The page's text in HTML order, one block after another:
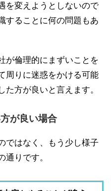
を変えようとしないので
することに何の問題もあ
が倫理的にまずいことを
周りに迷惑をかける可能
方が良いと言えます。
が良い場合
ではなく、もう少し様子
通りです。